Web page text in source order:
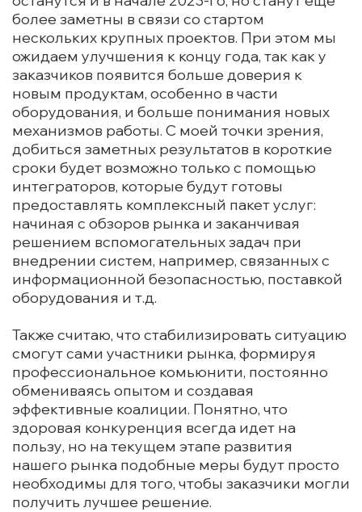
более заметны в связи со стартом
нескольких крупных проектов. При этом мы
ожидаем улучшения к концу года, так как у
заказчиков появится больше доверия к
новым продуктам, особенно в части
оборудования, и больше понимания новых
механизмов работы. С моей точки зрения,
добиться заметных результатов в короткие
сроки будет возможно только с помощью
интеграторов, которые будут готовы
предоставлять комплексный пакет услуг:
начиная с обзоров рынка и заканчивая
решением вспомогательных задач при
внедрении систем, например, связанных с
информационной безопасностью, поставкой
оборудования и т.д.
Также считаю, что стабилизировать ситуацию
смогут сами участники рынка, формируя
профессиональное комьюнити, постоянно
обмениваясь опытом и создавая
эффективные коалиции. Понятно, что
здоровая конкуренция всегда идет на
пользу, но на текущем этапе развития
нашего рынка подобные меры будут просто
необходимы для того, чтобы заказчики могли
получить лучшее решение.